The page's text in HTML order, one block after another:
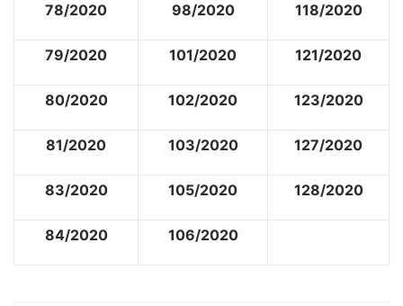
78/2020 98/2020 118/2020
79/2020 101/2020 121/2020
80/2020 102/2020 123/2020
81/2020 103/2020 127/2020
83/2020 105/2020 128/2020
84/2020 106/2020